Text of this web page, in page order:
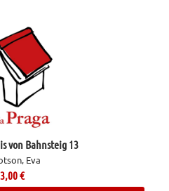
von Bahnsteig 13
Eva
3,00€